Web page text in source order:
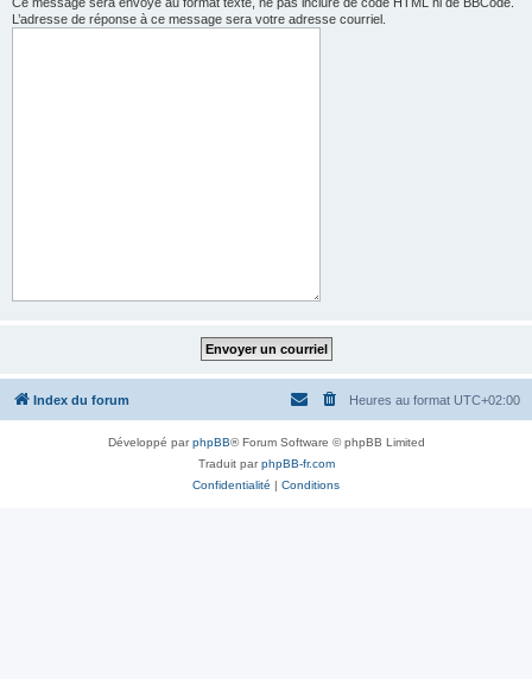
L’adresse de réponse à ce message sera votre adresse courriel.
Index du forum Heures au format UTC+02:00
Développé parphpBB® Forum Software © phpBB Limited
Traduit parphpBB-fr.com
Confidentialité | Conditions